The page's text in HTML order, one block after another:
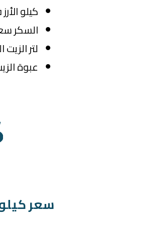
كيلو
السكر سعره بين
لتر الزيت الخليط بسعر 24
عبوة الزيت وزنها 800 ملي
سعر